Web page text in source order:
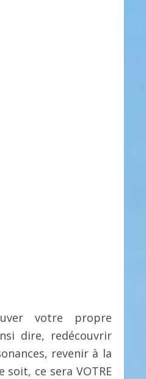
votre propre
dire, redécouvrir
revenir à la
soit, ce sera VOTRE